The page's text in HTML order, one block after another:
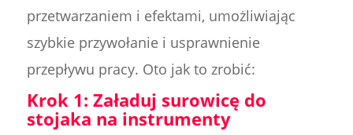
przetwarzaniem i efektami, umożliwiając
szybkie przywołanie i usprawnienie
przepływu pracy. Oto jak to zrobić:
Krok 1: Załaduj surowicę do
stojaka na instrumenty